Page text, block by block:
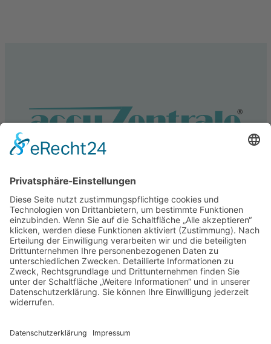
Service
Information
Unsere weiteren Shops